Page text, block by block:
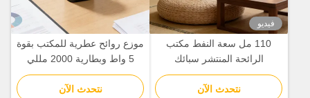
فيديو
110 مل سعة النفط مكتب
الرائحة المنتشر سبائك
الألومنيوم آلة الهواء الرائحة
نتحدث الآن
موزع روائح عطرية للمكتب بقوة
5 واط وبطارية 2000 مللي
أمبير للزيوت العطرية النقية
نتحدث الآن